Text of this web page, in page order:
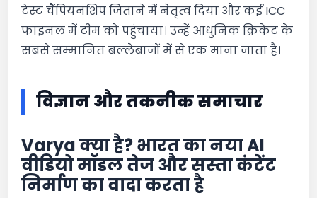
टेस्ट चैंपियनशिप जिताने में नेतृत्व दिया और कई ICC
फाइनल में टीम को पहुंचाया। उन्हें आधुनिक क्रिकेट के
सबसे सम्मानित बल्लेबाजों में से एक माना जाता है।
विज्ञान और तकनीक समाचार
Varya क्या है? भारत का नया AI
वीडियो मॉडल तेज और सस्ता कंटेंट
निर्माण का वादा करता है